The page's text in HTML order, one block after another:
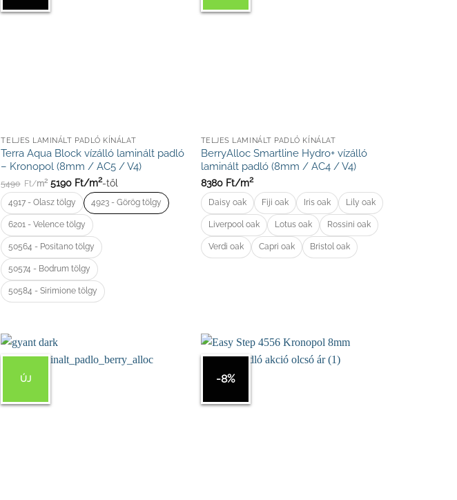
TELJES LAMINÁLT PADLÓ KÍNÁLAT
Terra Aqua Block vízálló laminált padló
– Kronopol (8mm / AC5 / V4)
5490 Ft/m2 5190 Ft/m2-től
4917 - Olasz tölgy 4923 - Görög tölgy
6201 - Velence tölgy
50564 - Positano tölgy
50574 - Bodrum tölgy
50584 - Sirimione tölgy
TELJES LAMINÁLT PADLÓ KÍNÁLAT
BerryAlloc Smartline Hydro+ vízálló
laminált padló (8mm / AC4 / V4)
8380 Ft/m2
Daisy oak Fiji oak Iris oak Lily oak
Liverpool oak Lotus oak Rossini oak
Verdi oak Capri oak Bristol oak
ÚJ -8%